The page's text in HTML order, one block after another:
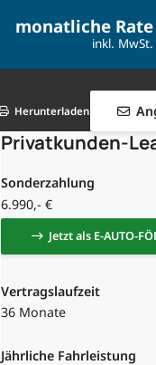
monatliche Rate
inkl. MwSt.
Herunterladen
Privatkunden-
Sonderzahlung
6.990,- €
Jetzt als E-AUTO-
Vertragslaufzeit
36 Monate
Jährliche Fahrleistung